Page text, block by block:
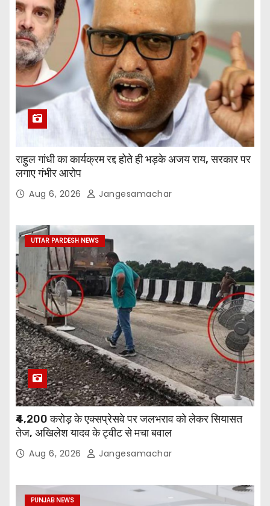
राहुल गांधी का कार्यक्रम रद्द होते ही भड़के अजय राय, सरकार पर
लगाए गंभीर आरोप
Aug 6, 2026 Jangesamachar
UTTAR PARDESH NEWS
₹4,200 करोड़ के एक्सप्रेसवे पर जलभराव को लेकर सियासत
तेज, अखिलेश यादव के ट्वीट से मचा बवाल
Aug 6, 2026 Jangesamachar
PUNJAB NEWS